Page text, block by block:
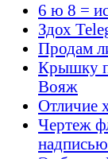
6 ю 8 =
Здох
Продам
Крышку
Вояж
Отличие
Чертеж
надписью